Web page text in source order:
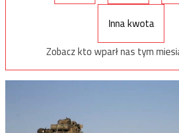
Inna kwota
Zobacz kto wparł nas tym